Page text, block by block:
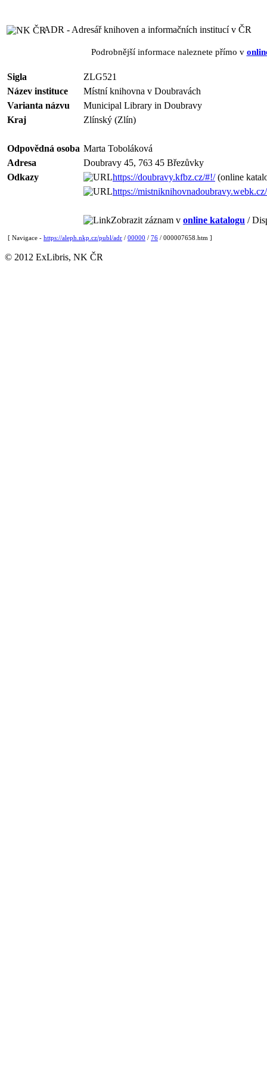
ADR - Adresář knihoven a informačních institucí v ČR
Podrobnější informace naleznete přímo v
Sigla
ZLG521
Název instituce
Místní knihovna v Doubravách
Varianta názvu
Municipal Library in Doubravy
Kraj
Zlínský (Zlín)
Odpovědná osoba Marta Toboláková
Adresa
Doubravy 45, 763 45 Březůvky
Odkazy
https://doubravy.kfbz.cz/#!/(online
https://mistniknihovnadoubravy.webk.cz/
Zobrazit záznam v online katalogu /
[ Navigace - https://aleph.nkp.cz/publ/adr / 00000 / 76 / 000007658.htm ]
© 2012 ExLibris, NK ČR